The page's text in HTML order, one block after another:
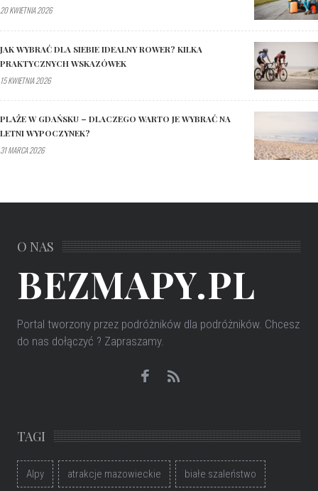
20 KWIETNIA 2026
JAK WYBRAĆ DLA SIEBIE IDEALNY ROWER? KILKA
PRAKTYCZNYCH WSKAZÓWEK
15 KWIETNIA 2026
PLAŻE W GDAŃSKU – DLACZEGO WARTO JE WYBRAĆ NA
LETNI WYPOCZYNEK?
31 MARCA 2026
O NAS
BEZMAPY.PL
Portal tworzony przez podróżników dla podróżników. Chcesz
do nas dołączyć ? Zapraszamy.
TAGI
Alpy atrakcje mazowieckie białe szaleństwo